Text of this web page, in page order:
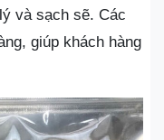
và sạch sẽ. Các
giúp khách hàng